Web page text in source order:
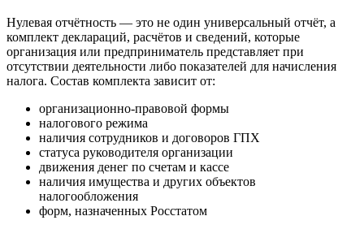
Нулевая отчётность — это не один универсальный отчёт, а
комплект деклараций, расчётов и сведений, которые
организация или предприниматель представляет при
отсутствии деятельности либо показателей для начисления
налога. Состав комплекта зависит от:
организационно-правовой формы
налогового режима
наличия сотрудников и договоров ГПХ
статуса руководителя организации
движения денег по счетам и кассе
наличия имущества и других объектов
налогообложения
форм, назначенных Росстатом